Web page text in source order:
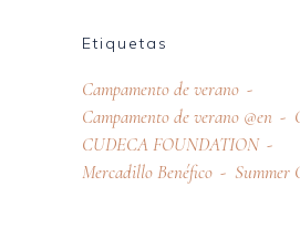
Etiquetas
Campamento de verano
Campamento de verano @en
CUDECA FOUNDATION
Mercadillo Benéfico
Summer